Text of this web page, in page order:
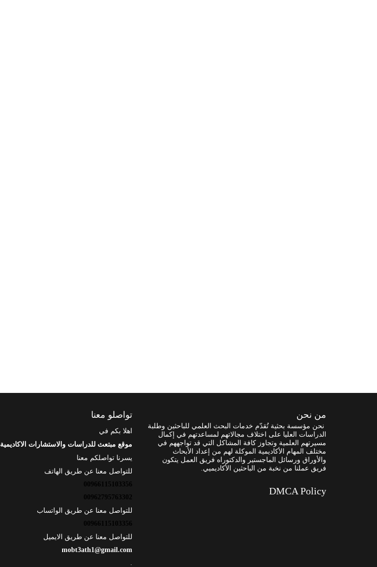
من نحن
نحن مؤسسة بحثية تُقدّم خدمات البحث العلمي للباحثين وطلبة
الدراسات العليا على اختلاف مجالاتهم لمساعدتهم في إكمال
مسيرتهم العلمية وتجاوز كافة المشاكل التي قد تواجههم في
مختلف المهام الأكاديمية الموكلة لهم من إعداد الأبحاث
والأوراق ورسائل الماجستير والدكتوراه فريق العمل يتكون
فريق عملنا من نخبة من الباحثين الأكاديميي.
DMCA Policy
تواصلو معنا
اهلا بكم في
موقع مبتعث للدراسات والاستشارات الاكاديمية
يسرنا تواصلكم معنا
للتواصل معنا عن طريق الهاتف
00966115103356
00962795763302
للتواصل معنا عن طريق الواتساب
00966115103356
للتواصل معنا عن طريق الايميل
mobt3ath1@gmail.com